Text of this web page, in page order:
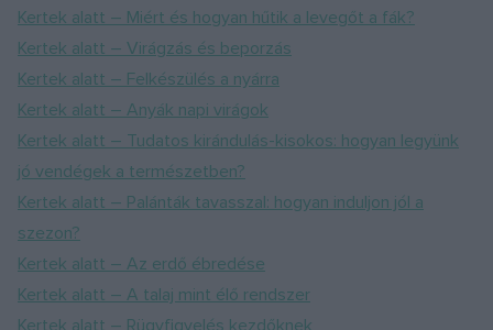
Kertek alatt – Miért és hogyan hűtik a levegőt a fák?
Kertek alatt – Virágzás és beporzás
Kertek alatt – Felkészülés a nyárra
Kertek alatt – Anyák napi virágok
Kertek alatt – Tudatos kirándulás-kisokos: hogyan legyünk
jó vendégek a természetben?
Kertek alatt – Palánták tavasszal: hogyan induljon jól a
szezon?
Kertek alatt – Az erdő ébredése
Kertek alatt – A talaj mint élő rendszer
Kertek alatt – Rügyfigyelés kezdőknek